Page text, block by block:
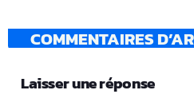
COMMENTAIRES
Laisser une réponse